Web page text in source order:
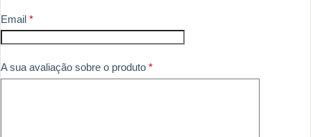
Email *
A sua avaliação sobre o produto *